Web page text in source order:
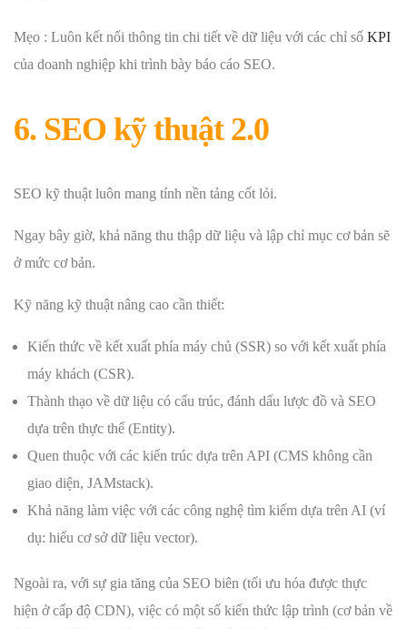
Mẹo : Luôn kết nối thông tin chi tiết về dữ liệu với các chỉ số KPI
của doanh nghiệp khi trình bày báo cáo SEO.
6. SEO kỹ thuật 2.0
SEO kỹ thuật luôn mang tính nền tảng cốt lỏi.
Ngay bây giờ, khả năng thu thập dữ liệu và lập chỉ mục cơ bản sẽ
ở mức cơ bản.
Kỹ năng kỹ thuật nâng cao cần thiết:
Kiến thức về kết xuất phía máy chủ (SSR) so với kết xuất phía
máy khách (CSR).
Thành thạo về dữ liệu có cấu trúc, đánh dấu lược đồ và SEO
dựa trên thực thể (Entity).
Quen thuộc với các kiến ​​trúc dựa trên API (CMS không cần
giao diện, JAMstack).
Khả năng làm việc với các công nghệ tìm kiếm dựa trên AI (ví
dụ: hiểu cơ sở dữ liệu vector).
Ngoài ra, với sự gia tăng của SEO biên (tối ưu hóa được thực
hiện ở cấp độ CDN), việc có một số kiến ​​thức lập trình (cơ bản về